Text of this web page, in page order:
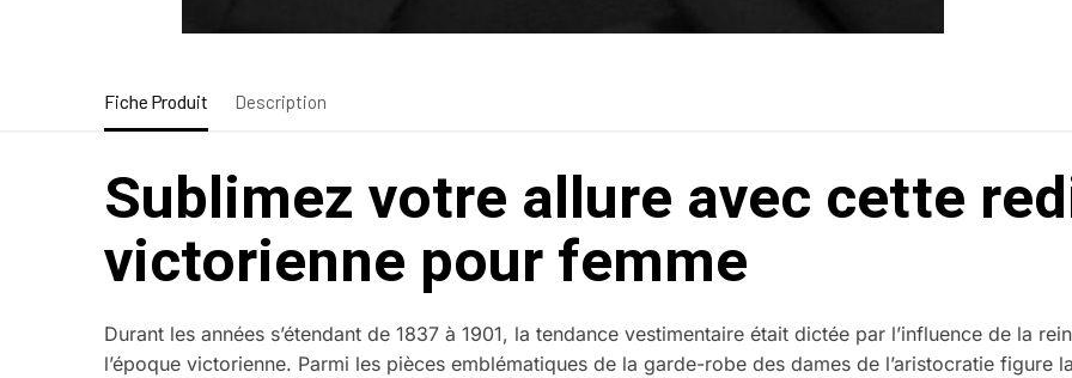
Fiche Produit Description
Sublimez votre allure avec cette
victorienne pour femme
Durant les années s’étendant de 1837 à 1901, la tendance vestimentaire était dictée par l’influence de la
l’époque victorienne. Parmi les pièces emblématiques de la garde-robe des dames de l’aristocratie